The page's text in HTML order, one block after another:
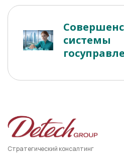
системы
Стратегический консалтинг